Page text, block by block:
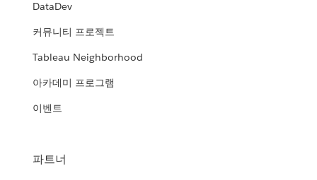
DataDev
커뮤니티 프로젝트
Tableau Neighborhood
아카데미 프로그램
이벤트
파트너